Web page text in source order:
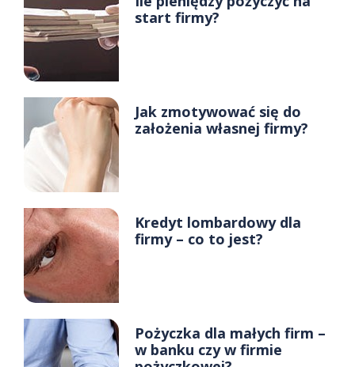
start firmy?
Jak zmotywować się do
założenia własnej firmy?
Kredyt lombardowy dla
firmy – co to jest?
Pożyczka dla małych firm –
w banku czy w firmie